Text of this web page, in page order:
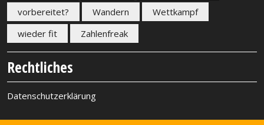
vorbereitet?
Wandern
Wettkampf
wieder fit
Zahlenfreak
Rechtliches
Datenschutzerklärung